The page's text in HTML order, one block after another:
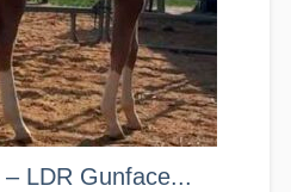
LDR Gunface...